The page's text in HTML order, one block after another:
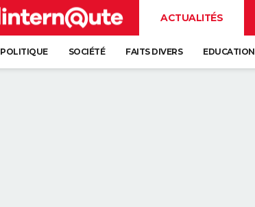
ACTUALITÉS
POLITIQUE SOCIÉTÉ FAITS DIVERS EDUCATION